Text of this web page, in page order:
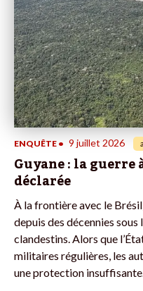
ENQUÊTE • 9 juillet 2026
Guyane : la
déclarée
À la frontière avec le
depuis des décennies sous
clandestins. Alors que
militaires régulières, les
une protection